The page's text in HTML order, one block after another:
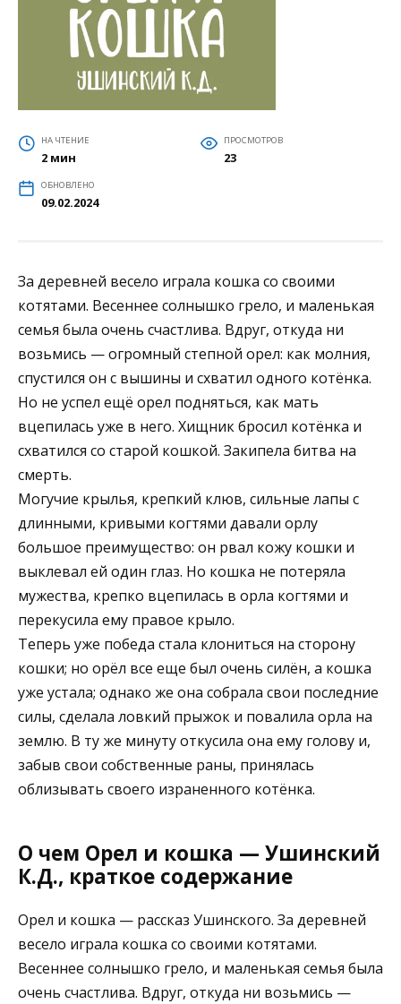
НА ЧТЕНИЕ
2 мин
ПРОСМОТРОВ
23
ОБНОВЛЕНО
09.02.2024
За деревней весело играла кошка со своими
котятами. Весеннее солнышко грело, и маленькая
семья была очень счастлива. Вдруг, откуда ни
возьмись — огромный степной орел: как молния,
спустился он с вышины и схватил одного котёнка.
Но не успел ещё орел подняться, как мать
вцепилась уже в него. Хищник бросил котёнка и
схватился со старой кошкой. Закипела битва на
смерть.
Могучие крылья, крепкий клюв, сильные лапы с
длинными, кривыми когтями давали орлу
большое преимущество: он рвал кожу кошки и
выклевал ей один глаз. Но кошка не потеряла
мужества, крепко вцепилась в орла когтями и
перекусила ему правое крыло.
Теперь уже победа стала клониться на сторону
кошки; но орёл все еще был очень силён, а кошка
уже устала; однако же она собрала свои последние
силы, сделала ловкий прыжок и повалила орла на
землю. В ту же минуту откусила она ему голову и,
забыв свои собственные раны, принялась
облизывать своего израненного котёнка.
О чем Орел и кошка — Ушинский
К.Д., краткое содержание
Орел и кошка — рассказ Ушинского. За деревней
весело играла кошка со своими котятами.
Весеннее солнышко грело, и маленькая семья была
очень счастлива. Вдруг, откуда ни возьмись —